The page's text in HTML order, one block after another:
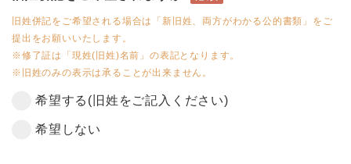
旧姓併記をご希望される場合は「新旧姓、両方がわかる公的書類」をご
提出をお願いいたします。
※修了証は「現姓(旧姓)名前」の表記となります。
※旧姓のみの表示は承ることが出来ません。
希望する(旧姓をご記入ください)
希望しない